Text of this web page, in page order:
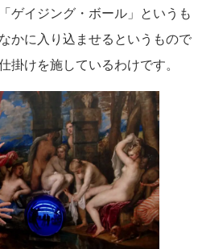
ゲイジング・ボール」というも
かに入り込ませるというもので
掛けを施しているわけです。